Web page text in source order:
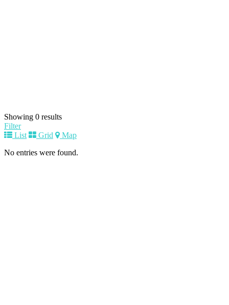
Showing 0 results
Filter
List
Grid
Map
No entries were found.